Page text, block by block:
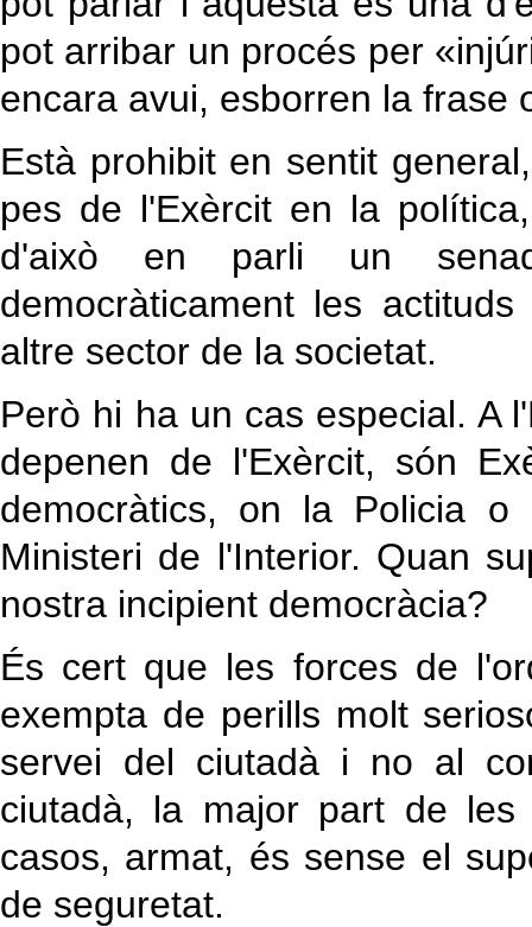
pot arribar un procés per
encara avui, esborren la frase
Està prohibit en sentit
pes de l'Exèrcit en la
d'això en parli un
democràticament les
altre sector de la societat.
Però hi ha un cas especial. A
depenen de l'Exèrcit, són
democràtics, on la Policia o
Ministeri de l'Interior. Quan
nostra incipient democràcia?
És cert que les forces de
exempta de perills molt
servei del ciutadà i no al
ciutadà, la major part de
casos, armat, és sense el
de seguretat.